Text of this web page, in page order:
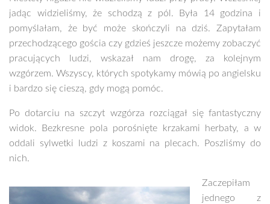
jadąc widzieliśmy, że schodzą z pól. Była 14 godzina i
pomyślałam, że być może skończyli na dziś. Zapytałam
przechodzącego gościa czy gdzieś jeszcze możemy zobaczyć
pracujących ludzi, wskazał nam drogę, za kolejnym
wzgórzem. Wszyscy, których spotykamy mówią po angielsku
i bardzo się cieszą, gdy mogą pomóc.
Po dotarciu na szczyt wzgórza rozciągał się fantastyczny
widok. Bezkresne pola porośnięte krzakami herbaty, a w
oddali sylwetki ludzi z koszami na plecach. Poszliśmy do
nich.
Zaczepiłam
jednego z